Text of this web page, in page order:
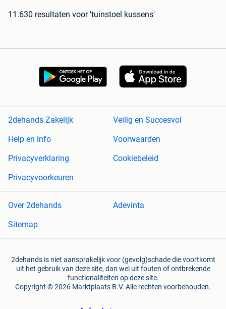
11.630 resultaten voor 'tuinstoel kussens'
2dehands Zakelijk
Veilig en Succesvol
Help en info
Voorwaarden
Privacyverklaring
Cookiebeleid
Privacyvoorkeuren
Over 2dehands
Adevinta
Sitemap
2dehands is niet aansprakelijk voor (gevolg)schade die voortkomt
uit het gebruik van deze site, dan wel uit fouten of ontbrekende
functionaliteiten op deze site.
Copyright © 2026 Marktplaats B.V. Alle rechten voorbehouden.